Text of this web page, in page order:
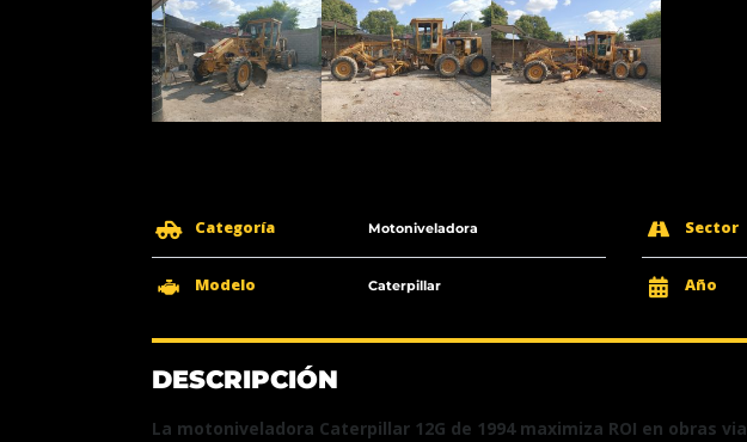
Categoría Motoniveladora Sector
Modelo Caterpillar Año
DESCRIPCIÓN
La motoniveladora Caterpillar 12G de 1994 maximiza ROI en obras